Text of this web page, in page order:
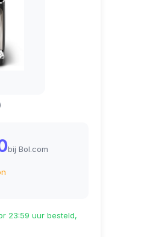
bij Bol.com
23:59 uur besteld,